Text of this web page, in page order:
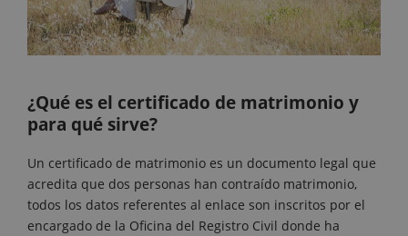
¿Qué es el certificado de matrimonio y
para qué sirve?
Un certificado de matrimonio es un documento legal que
acredita que dos personas han contraído matrimonio,
todos los datos referentes al enlace son inscritos por el
encargado de la Oficina del Registro Civil donde ha